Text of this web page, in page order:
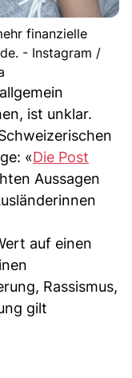
finanzielle
- Instagram /
ist unklar.
«Die Post
Aussagen
auf einen
Rassismus,
gilt